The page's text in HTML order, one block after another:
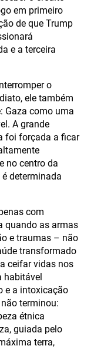
em primeiro
de que Trump
e a terceira
o
ele também
Gaza como uma
A grande
foi forçada a ficar
no centro da
determinada
com
quando as armas
e traumas – não
transformado
ceifar vidas nos
habitável
e a intoxicação
terminou:
étnica
guiada pelo
terra,